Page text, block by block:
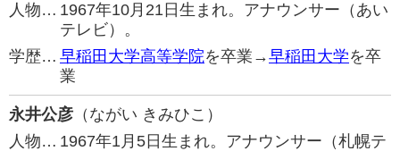
人物… 1967年10月21日生まれ。アナウンサー（あい
テレビ）。
学歴… 早稲田大学高等学院を卒業→早稲田大学を卒
業
永井公彦 （ながい きみひこ）
人物… 1967年1月5日生まれ。アナウンサー（札幌テ